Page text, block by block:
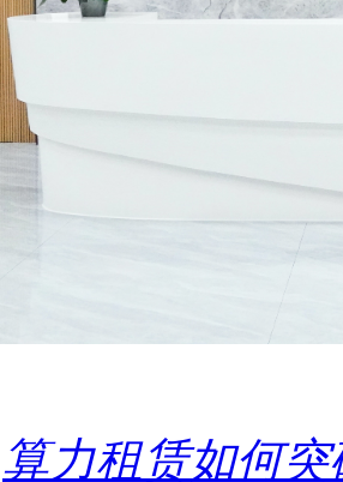
算力租赁如何